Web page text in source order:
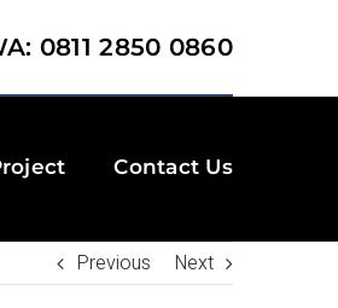
0811 2850 0860
Contact Us
Previous Next